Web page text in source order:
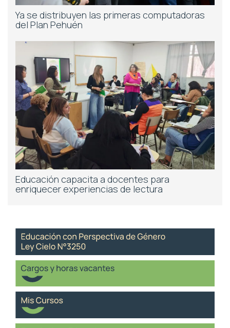
Ya se distribuyen las primeras computadoras
del Plan Pehuén
Educación capacita a docentes para
enriquecer experiencias de lectura